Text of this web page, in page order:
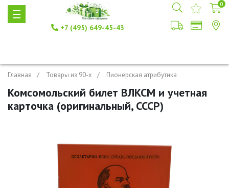
+7 (495) 649-45-43
0
Главная Товары из 90-х Пионерская атрибутика
Комсомольский билет ВЛКСМ и учетная
карточка (оригинальный, СССР)